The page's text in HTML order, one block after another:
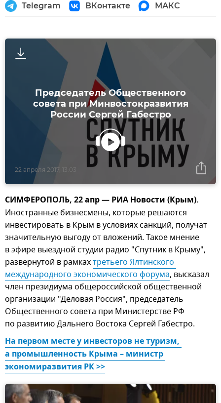
Telegram ВКонтакте МАКС
Председатель Общественного
совета при Минвостокразвития
России Сергей Габестро
22 апреля 2017, 13:03
СИМФЕРОПОЛЬ, 22 апр — РИА Новости (Крым).
Иностранные бизнесмены, которые решаются
инвестировать в Крым в условиях санкций, получат
значительную выгоду от вложений. Такое мнение
в эфире выездной студии радио "Спутник в Крыму",
развернутой в рамкахтретьего Ялтинского
международного экономического форума, высказал
член президиума общероссийской общественной
организации "Деловая Россия", председатель
Общественного совета при Министерстве РФ
по развитию Дальнего Востока Сергей Габестро.
На первом месте у инвесторов не туризм,
а промышленность Крыма – министр
экономиразвития РК >>